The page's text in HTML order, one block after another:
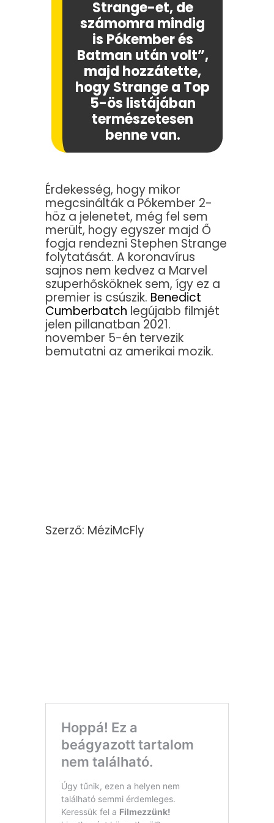
Strange-et, de
számomra mindig
is Pókember és
Batman után volt”,
majd hozzátette,
hogy Strange a Top
5-ös listájában
természetesen
benne van.
Érdekesség, hogy mikor
megcsinálták a Pókember 2-
höz a jelenetet, még fel sem
merült, hogy egyszer majd Ő
fogja rendezni Stephen Strange
folytatását. A koronavírus
sajnos nem kedvez a Marvel
szuperhősköknek sem, így ez a
premier is csúszik. Benedict
Cumberbatch legújabb filmjét
jelen pillanatban 2021.
november 5-én tervezik
bemutatni az amerikai mozik.
Szerző: MéziMcFly